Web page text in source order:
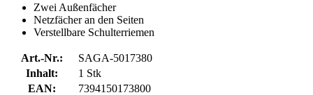
Zwei Außenfächer
Netzfächer an den Seiten
Verstellbare Schulterriemen
Art.-Nr.:
SAGA-5017380
Inhalt:
1 Stk
EAN:
7394150173800